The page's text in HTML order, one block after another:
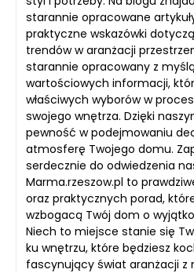
starannie opracowane
praktyczne wskazówki
trendów w aranżacji
starannie opracowany z
wartościowych informacji,
właściwych wyborów w
swojego wnętrza. Dzięki
pewność w podejmowaniu
atmosferę Twojego domu.
serdecznie do odwiedzenia
Marma.rzeszow.pl to
oraz praktycznych porad,
wzbogacą Twój dom o
Niech to miejsce stanie się
ku wnętrzu, które będziesz
fascynujący świat aranżacji z